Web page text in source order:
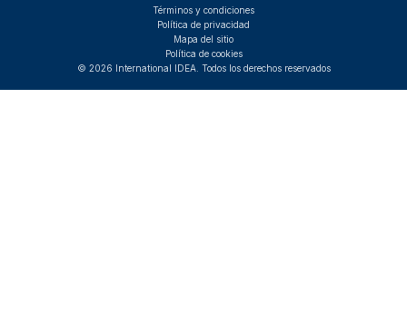
© 2026 International IDEA. Todos los derechos reservados
Términos y condiciones
Política de privacidad
Mapa del sitio
Política de cookies